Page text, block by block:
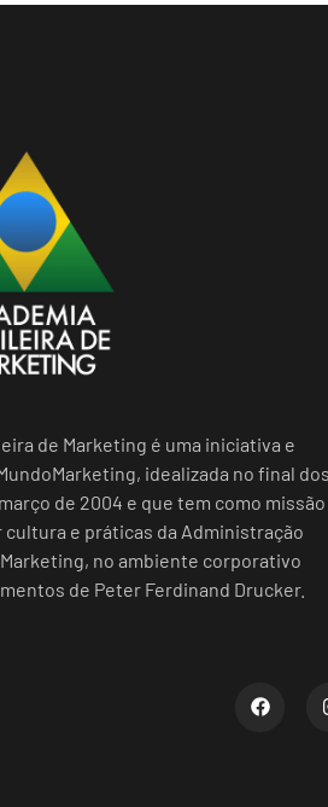
de Marketing é uma iniciativa e
idealizada no final dos
de 2004 e que tem como missão
e práticas da Administração
no ambiente corporativo
de Peter Ferdinand Drucker.